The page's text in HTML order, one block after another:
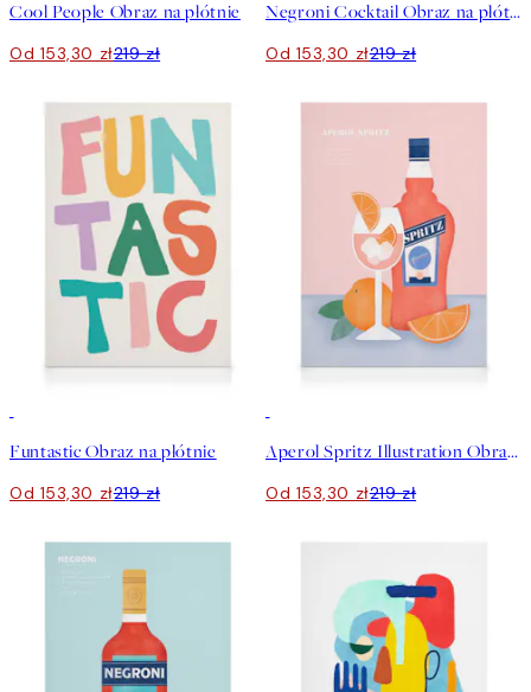
Cool People Obraz na płótnie
Od 153,30 zł219 zł
Negroni Cocktail Obraz na płótnie
Od 153,30 zł219 zł
Funtastic Obraz na płótnie
Od 153,30 zł219 zł
Aperol Spritz Illustration Obraz na płótnie
Od 153,30 zł219 zł